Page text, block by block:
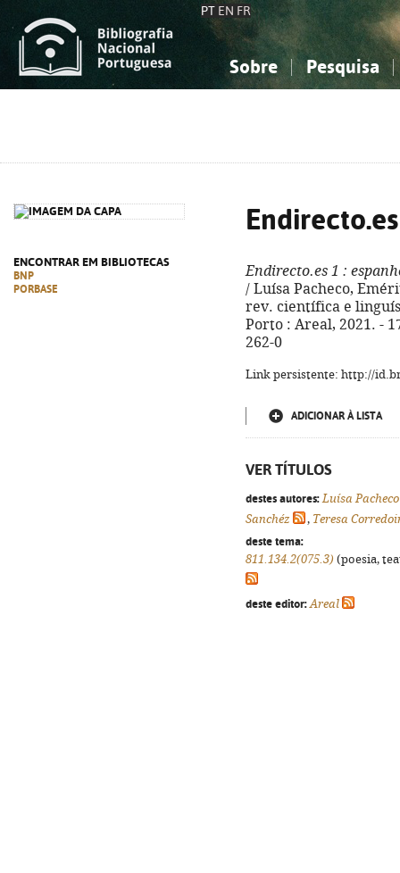
PT EN FR
Sobre Pesquisa
ENCONTRAR EM BIBLIOTECAS
BNP
PORBASE
Endirecto.es 1 :
/ Luísa Pacheco,
rev. científica e
Porto : Areal, 2021. -
262-0
Link persistente: http://
ADICIONAR À LISTA
VER TÍTULOS
destes autores: Luísa Pacheco
Sanchéz
, Teresa
deste tema:
811.134.2(075.3) (poesia,
deste editor: Areal